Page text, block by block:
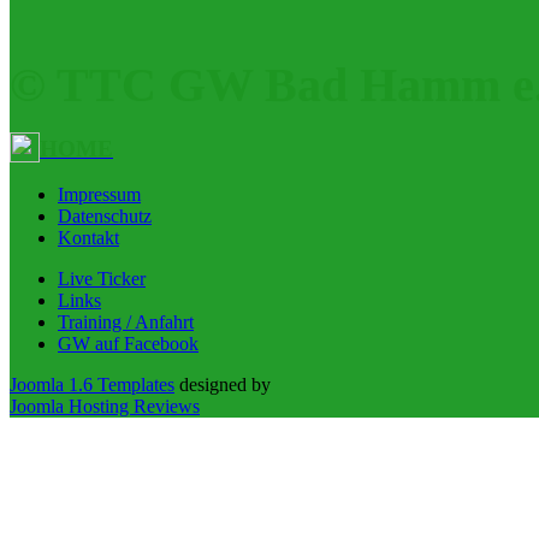
Impressum
Datenschutz
Kontakt
Live Ticker
Links
Training / Anfahrt
GW auf Facebook
Joomla 1.6 Templates designed by
Joomla Hosting Reviews